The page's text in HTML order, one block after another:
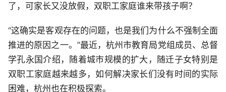
了，可家长又没放假，双职工家庭谁来带孩子啊？
“这确实是客观存在的问题，也是我们为什么不强制全面
推进的原因之一。”最近，杭州市教育局党组成员、总督
学孔永国介绍，随着城市规模的扩大，随迁子女特别是
双职工家庭越来越多，如何解决家长们没有时间的实际
困难，杭州也在积极探索。